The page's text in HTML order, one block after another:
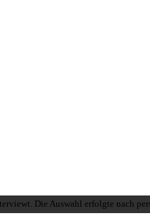
Die Auswahl erfolgte nach